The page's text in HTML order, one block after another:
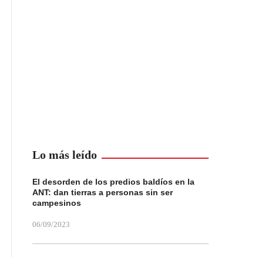
Lo más leído
El desorden de los predios baldíos en la
ANT: dan tierras a personas sin ser
campesinos
06/09/2023